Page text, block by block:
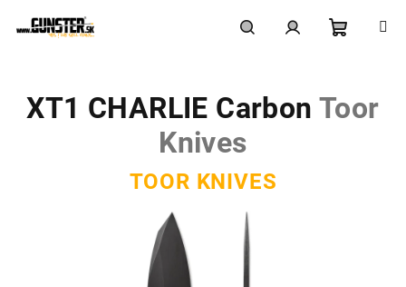
košík
XT1 CHARLIE Carbon Toor
Knives
TOOR KNIVES